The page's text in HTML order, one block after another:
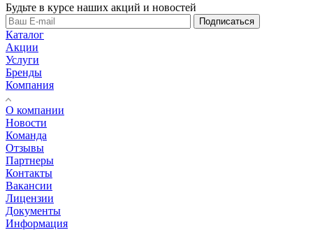
Будьте в курсе наших акций и новостей
Подписаться
Каталог
Акции
Услуги
Бренды
Компания
О компании
Новости
Команда
Отзывы
Партнеры
Контакты
Вакансии
Лицензии
Документы
Информация